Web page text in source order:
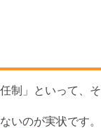
制」といって、そ
いのが実状です。